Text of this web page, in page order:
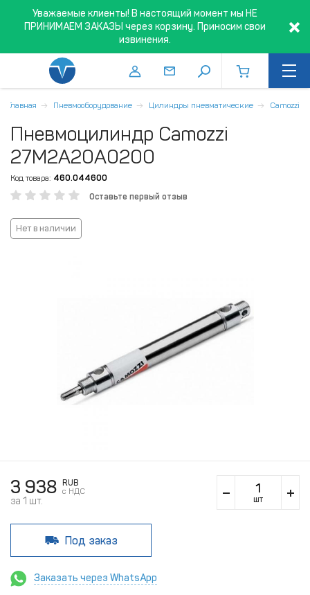
Уважаемые клиенты! В настоящий момент мы НЕ
ПРИНИМАЕМ ЗАКАЗЫ через корзину. Приносим свои
извинения.
Главная Пневмооборудование Цилиндры пневматические Camozzi
Пневмоцилиндр Camozzi
27M2A20A0200
Код товара: 460.044600
Оставьте первый отзыв
Нет в наличии
3 938
RUB
c НДС
за 1 шт. шт
Под заказ
Заказать через WhatsApp